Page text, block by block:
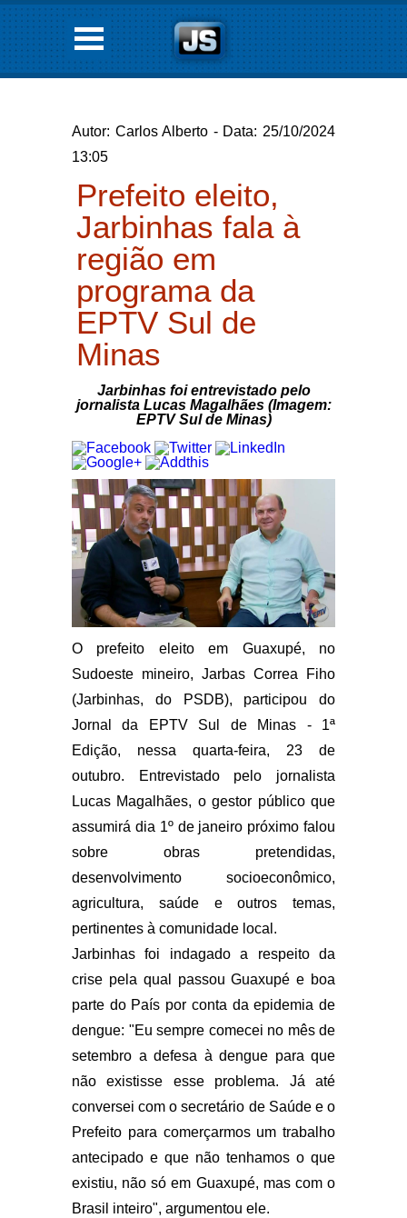
Autor: Carlos Alberto - Data: 25/10/2024
13:05
Prefeito eleito,
Jarbinhas fala à
região em
programa da
EPTV Sul de
Minas
Jarbinhas foi entrevistado pelo
jornalista Lucas Magalhães (Imagem:
EPTV Sul de Minas)
O prefeito eleito em Guaxupé, no
Sudoeste mineiro, Jarbas Correa Fiho
(Jarbinhas, do PSDB), participou do
Jornal da EPTV Sul de Minas - 1ª
Edição, nessa quarta-feira, 23 de
outubro. Entrevistado pelo jornalista
Lucas Magalhães, o gestor público que
assumirá dia 1º de janeiro próximo falou
sobre obras pretendidas,
desenvolvimento socioeconômico,
agricultura, saúde e outros temas,
pertinentes à comunidade local.
Jarbinhas foi indagado a respeito da
crise pela qual passou Guaxupé e boa
parte do País por conta da epidemia de
dengue: "Eu sempre comecei no mês de
setembro a defesa à dengue para que
não existisse esse problema. Já até
conversei com o secretário de Saúde e o
Prefeito para comerçarmos um trabalho
antecipado e que não tenhamos o que
existiu, não só em Guaxupé, mas com o
Brasil inteiro", argumentou ele.